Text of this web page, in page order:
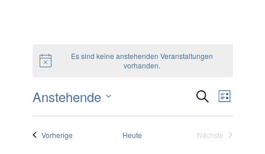
Es sind keine anstehenden Veranstaltungen
vorhanden.
SUCHE
UND
Suche
Liste
Anstehende
VorherigeVeranstaltungenHeute
Nächste